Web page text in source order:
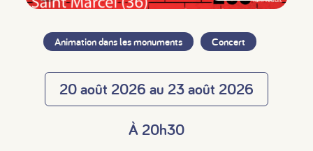
Animation dans les monuments Concert
20 août 2026 au 23 août 2026
À 20h30